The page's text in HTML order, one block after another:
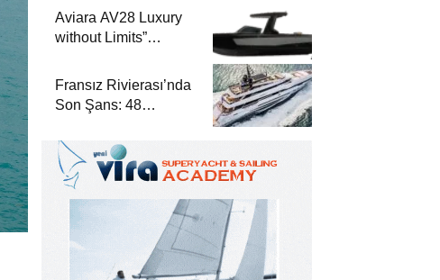
ve Güvenli Seyir
Aviara AV28 Luxury
without Limits”
Yeni Bir Dönem
Fransız Rivierası’nda
Son Şans: 48
Mükemmel Bir Yat
Tatili